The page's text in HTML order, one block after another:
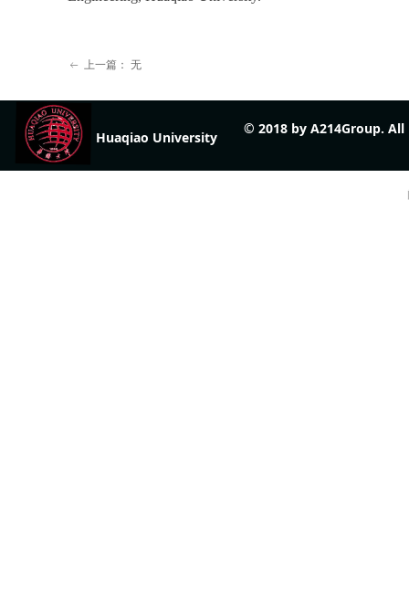
ꂃ 上一篇： 无
© 2018 by A214Group.
Huaqiao University